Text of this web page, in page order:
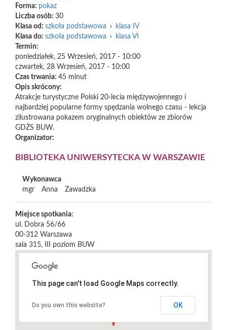
Forma: pokaz
Liczba osób: 30
Klasa od: szkoła podstawowa ›
klasa IV
Klasa do: szkoła podstawowa ›
klasa VI
Termin:
poniedziałek, 25 Wrzesień, 2017 - 10:00
czwartek, 28 Wrzesień, 2017 - 10:00
Czas trwania: 45 minut
Opis skrócony:
Atrakcje turystyczne Polski 20-lecia międzywojennego i
najbardziej popularne formy spędzania wolnego czasu - lekcja
zilustrowana pokazem oryginalnych obiektów ze zbiorów
GDŻS BUW.
Organizator:
BIBLIOTEKA UNIWERSYTECKA W WARSZAWIE
Wykonawca
mgr
Anna Zawadzka
Miejsce spotkania:
ul. Dobra 56/66
00-312 Warszawa
sala 315, III poziom BUW
This page can't load Google Maps correctly.
Do you own this website? OK